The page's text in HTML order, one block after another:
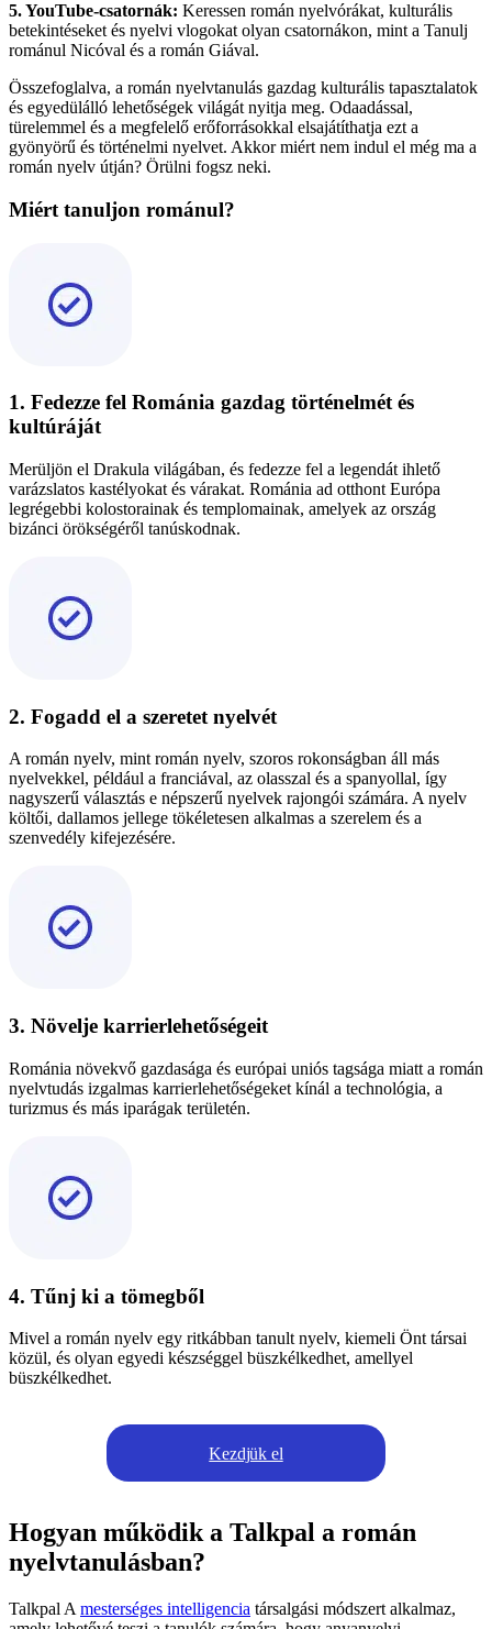
5. YouTube-csatornák: Keressen román nyelvórákat, kulturális
betekintéseket és nyelvi vlogokat olyan csatornákon, mint a Tanulj
románul Nicóval és a román Giával.
Összefoglalva, a román nyelvtanulás gazdag kulturális tapasztalatok
és egyedülálló lehetőségek világát nyitja meg. Odaadással,
türelemmel és a megfelelő erőforrásokkal elsajátíthatja ezt a
gyönyörű és történelmi nyelvet. Akkor miért nem indul el még ma a
román nyelv útján? Örülni fogsz neki.
Miért tanuljon románul?
1. Fedezze fel Románia gazdag történelmét és
kultúráját
Merüljön el Drakula világában, és fedezze fel a legendát ihlető
varázslatos kastélyokat és várakat. Románia ad otthont Európa
legrégebbi kolostorainak és templomainak, amelyek az ország
bizánci örökségéről tanúskodnak.
2. Fogadd el a szeretet nyelvét
A román nyelv, mint román nyelv, szoros rokonságban áll más
nyelvekkel, például a franciával, az olasszal és a spanyollal, így
nagyszerű választás e népszerű nyelvek rajongói számára. A nyelv
költői, dallamos jellege tökéletesen alkalmas a szerelem és a
szenvedély kifejezésére.
3. Növelje karrierlehetőségeit
Románia növekvő gazdasága és európai uniós tagsága miatt a román
nyelvtudás izgalmas karrierlehetőségeket kínál a technológia, a
turizmus és más iparágak területén.
4. Tűnj ki a tömegből
Mivel a román nyelv egy ritkábban tanult nyelv, kiemeli Önt társai
közül, és olyan egyedi készséggel büszkélkedhet, amellyel
büszkélkedhet.
Kezdjük el
Hogyan működik a Talkpal a román
nyelvtanulásban?
Talkpal A mesterséges intelligencia társalgási módszert alkalmaz,